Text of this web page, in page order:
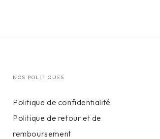
NOS POLITIQUES
Politique de confidentialité
Politique de retour et de
remboursement